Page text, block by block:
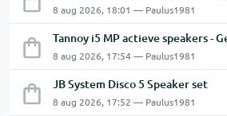
8 aug 2026, 18:01 — Paulus1981
Tannoy i5 MP actieve speakers -
8 aug 2026, 17:54 — Paulus1981
JB System Disco 5 Speaker set
8 aug 2026, 17:52 — Paulus1981